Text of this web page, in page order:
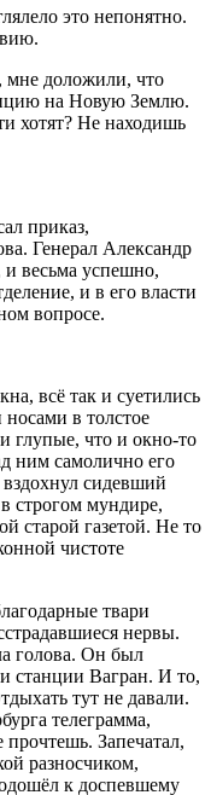
это непонятно.
мне доложили, что
на Новую Землю.
хотят? Не находишь
приказ,
Генерал Александр
и весьма успешно,
и в его власти
вопросе.
всё так и суетились
в толстое
глупые, что и окно-то
ним самолично его
сидевший
строгом мундире,
старой газетой. Не то
чистоте
твари
нервы.
голова. Он был
станции Вагран. И то,
тут не давали.
телеграмма,
Запечатал,
разносчиком,
к доспевшему